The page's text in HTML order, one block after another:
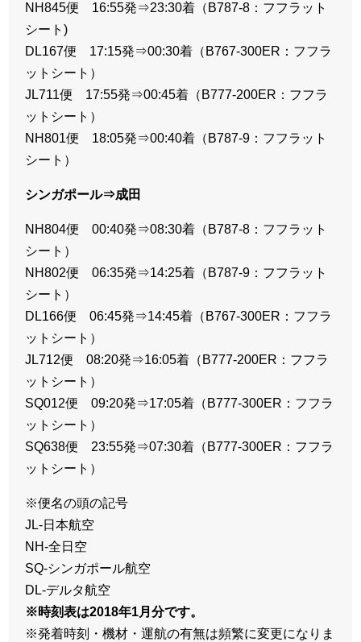
NH845便 16:55発⇒23:30着（B787-8：フフラット
シート)
DL167便 17:15発⇒00:30着（B767-300ER：フフラ
ットシート）
JL711便 17:55発⇒00:45着（B777-200ER：フフラ
ットシート）
NH801便 18:05発⇒00:40着（B787-9：フフラット
シート）
シンガポール⇒成田
NH804便 00:40発⇒08:30着（B787-8：フフラット
シート）
NH802便 06:35発⇒14:25着（B787-9：フフラット
シート）
DL166便 06:45発⇒14:45着（B767-300ER：フフラ
ットシート）
JL712便 08:20発⇒16:05着（B777-200ER：フフラ
ットシート）
SQ012便 09:20発⇒17:05着（B777-300ER：フフラ
ットシート）
SQ638便 23:55発⇒07:30着（B777-300ER：フフラ
ットシート）
※便名の頭の記号
JL-日本航空
NH-全日空
SQ-シンガポール航空
DL-デルタ航空
※時刻表は2018年1月分です。
※発着時刻・機材・運航の有無は頻繁に変更になりま